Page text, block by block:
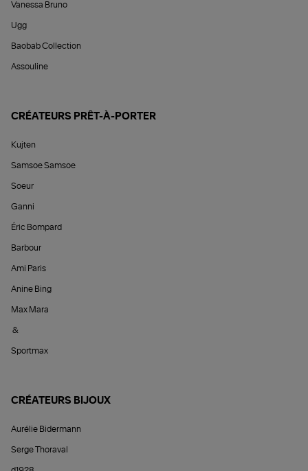
Vanessa Bruno
Ugg
Baobab Collection
Assouline
CRÉATEURS PRÊT-À-PORTER
Kujten
Samsoe Samsoe
Soeur
Ganni
Éric Bompard
Barbour
Ami Paris
Anine Bing
Max Mara
&
Sportmax
CRÉATEURS BIJOUX
Aurélie Bidermann
Serge Thoraval